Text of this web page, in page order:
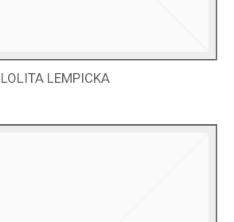
LOLITA LEMPICKA